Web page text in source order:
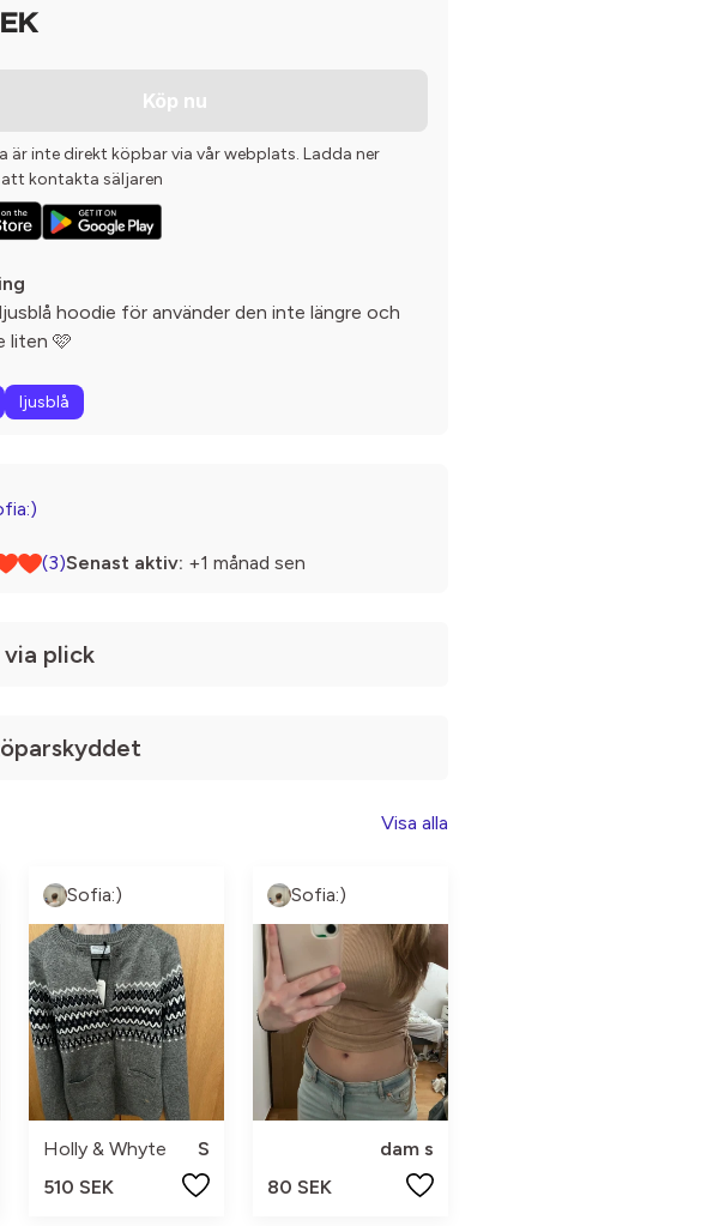
Köp nu
är inte direkt köpbar via vår webplats. Ladda ner
kontakta säljaren
hoodie för använder den inte längre och
liten 🩷
ljusblå
(3)Senast aktiv: +1 månad sen
via plick
Visa alla
Sofia:)
Holly & Whyte
S
510 SEK
Sofia:)
dam s
80 SEK